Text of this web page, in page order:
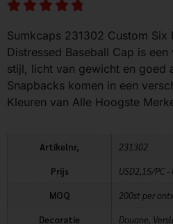
Sumkcaps 231302 Custom Six
Distressed Baseball Cap is
stijl, licht van gewicht en goed
Snapbacks komen in een
Kleuren van Alle Hoogste
Artikelnr, 231302
Prijs USD2,15/PC -
MOQ 200st per
Decoratie Douane,